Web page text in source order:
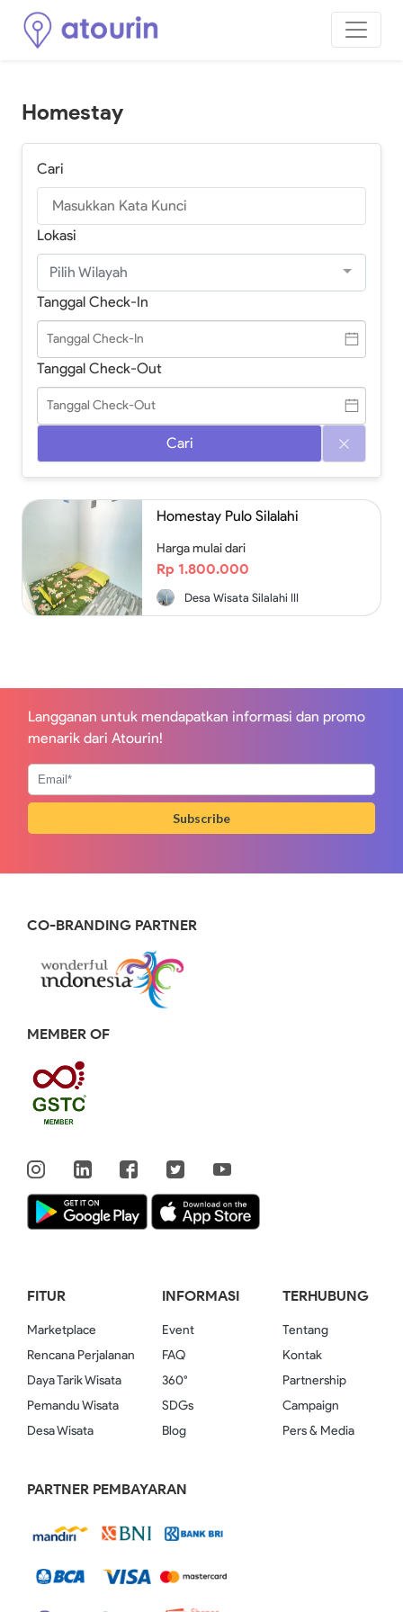
Homestay
Cari
Lokasi
Pilih Wilayah
Tanggal Check-In
Tanggal Check-Out
Cari
Homestay Pulo Silalahi
Harga mulai dari
Rp 1.800.000
Desa Wisata Silalahi III
Langganan untuk mendapatkan informasi dan promo
menarik dari Atourin!
Subscribe
CO-BRANDING PARTNER
MEMBER OF
FITUR
Marketplace
Rencana Perjalanan
Daya Tarik Wisata
Pemandu Wisata
Desa Wisata
INFORMASI
Event
FAQ
360°
SDGs
Blog
TERHUBUNG
Tentang
Kontak
Partnership
Campaign
Pers & Media
PARTNER PEMBAYARAN